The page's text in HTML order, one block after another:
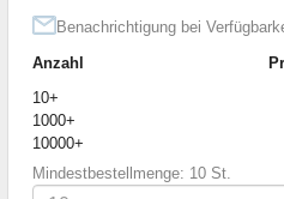
Benachrichtigung bei
Anzahl
10+
1000+
10000+
Mindestbestellmenge: 10 St.